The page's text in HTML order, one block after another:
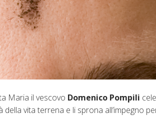
Maria il vescovo Domenico Pompili
vita terrena e li sprona all’impegno